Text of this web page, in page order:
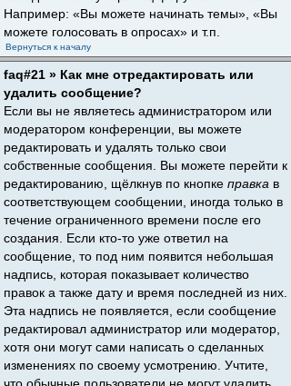
Например: «Вы можете начинать темы», «Вы
можете голосовать в опросах» и т.п.
Вернуться к началу
faq#21 » Как мне отредактировать или
удалить сообщение?
Если вы не являетесь администратором или
модератором конференции, вы можете
редактировать и удалять только свои
собственные сообщения. Вы можете перейти к
редактированию, щёлкнув по кнопке правка в
соответствующем сообщении, иногда только в
течение ограниченного времени после его
создания. Если кто-то уже ответил на
сообщение, то под ним появится небольшая
надпись, которая показывает количество
правок а также дату и время последней из них.
Эта надпись не появляется, если сообщение
редактировал администратор или модератор,
хотя они могут сами написать о сделанных
изменениях по своему усмотрению. Учтите,